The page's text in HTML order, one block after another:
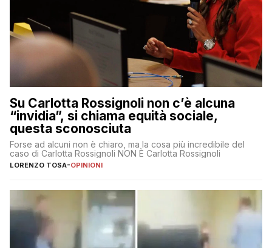
Su Carlotta Rossignoli non c’è alcuna
“invidia”, si chiama equità sociale,
questa sconosciuta
Forse ad alcuni non è chiaro, ma la cosa più incredibile del
caso di Carlotta Rossignoli NON È Carlotta Rossignoli
LORENZO TOSA-OPINIONI